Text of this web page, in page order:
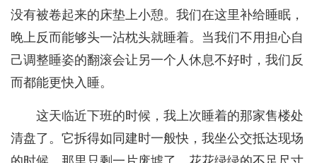
没有被卷起来的床垫上小憩。我们在这里补给睡眠，
晚上反而能够头一沾枕头就睡着。当我们不用担心自
己调整睡姿的翻滚会让另一个人休息不好时，我们反
而都能更快入睡。
这天临近下班的时候，我上次睡着的那家售楼处
清盘了。它拆得如同建时一般快，我坐公交抵达现场